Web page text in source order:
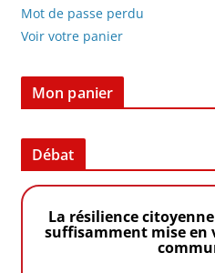
Mot de passe perdu
Voir votre panier
Mon panier
Débat
La résilience
suffisamment mise en